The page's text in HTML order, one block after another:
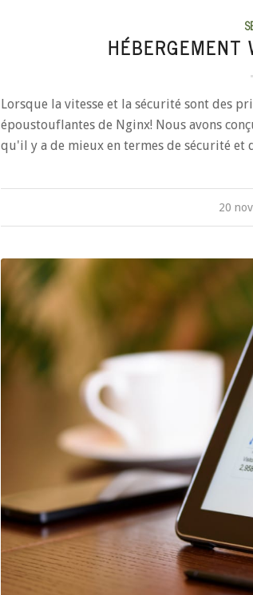
HÉBERGEMENT
Lorsque la vitesse et la sécurité sont des
époustouflantes de Nginx! Nous avons
qu'il y a de mieux en termes de sécurité et
20